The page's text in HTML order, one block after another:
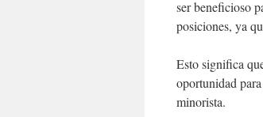
ser beneficioso
posiciones, ya
Esto significa
oportunidad
minorista.